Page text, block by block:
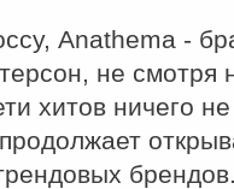
Anathema -
не смотря
хитов ничего не